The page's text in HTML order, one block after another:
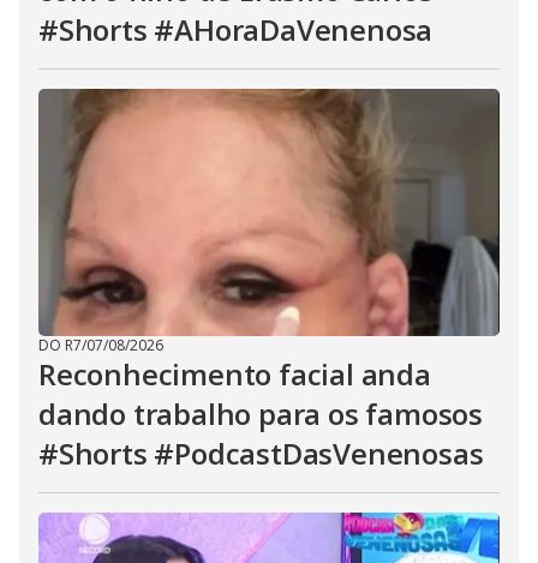
#Shorts #AHoraDaVenenosa
DO R7/07/08/2026
Reconhecimento facial anda
dando trabalho para os famosos
#Shorts #PodcastDasVenenosas